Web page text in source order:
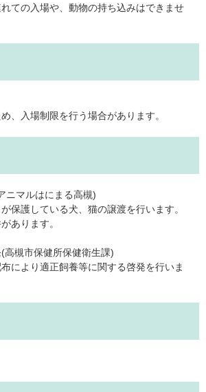
ての入場や、動物の持ち込みはできませ
、入場制限を行う場合があります。
ニマルはにまる高槻)
保護している犬、猫の譲渡を行います。
あります。
高槻市保健所保健衛生課)
により適正飼養等に関する啓発を行いま